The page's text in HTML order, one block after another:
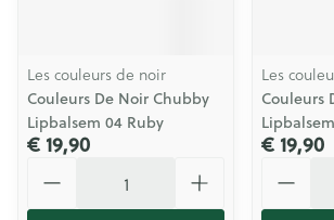
Les couleurs de noir
Couleurs De Noir Chubby
Lipbalsem 04 Ruby
€ 19,90
Les
Couleurs
€ 19,90